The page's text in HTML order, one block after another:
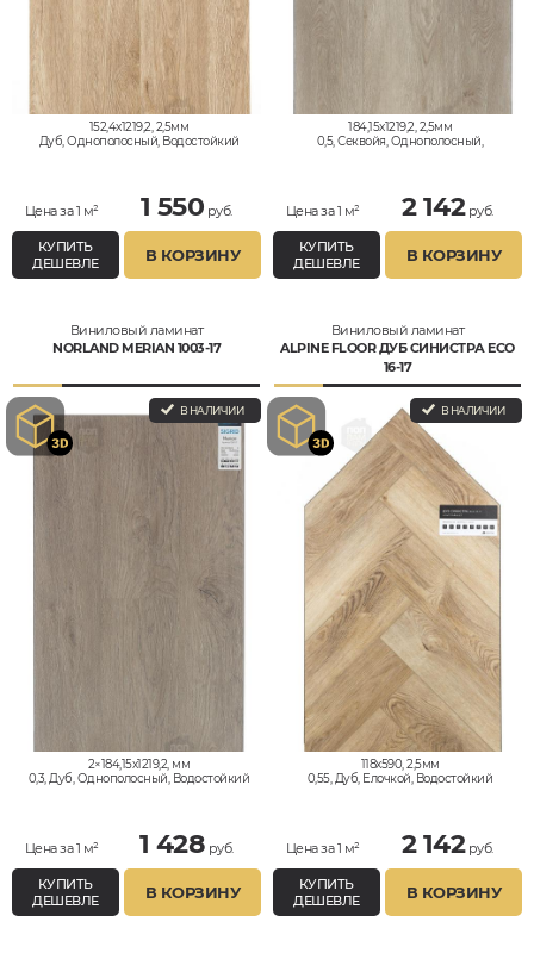
152,4x1219,2, 2,5мм
Дуб, Однополосный, Водостойкий
Цена за 1 м² 1 550 руб.
КУПИТЬ
ДЕШЕВЛЕ
В КОРЗИНУ
184,15x1219,2, 2,5мм
0,5, Секвойя, Однополосный,
Цена за 1 м² 2 142руб.
КУПИТЬ
ДЕШЕВЛЕ
В КОРЗИНУ
Виниловый ламинат
NORLAND MERIAN 1003-17
В НАЛИЧИИ
2×184,15x1219,2, мм
0,3, Дуб, Однополосный, Водостойкий
Цена за 1 м² 1 428 руб.
КУПИТЬ
ДЕШЕВЛЕ
В КОРЗИНУ
Виниловый ламинат
ALPINE FLOOR ДУБ СИНИСТРА ECO
16-17
В НАЛИЧИИ
118x590, 2,5мм
0,55, Дуб, Елочкой, Водостойкий
Цена за 1 м² 2 142руб.
КУПИТЬ
ДЕШЕВЛЕ
В КОРЗИНУ